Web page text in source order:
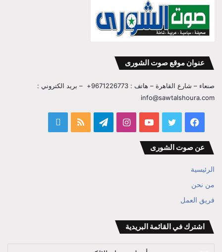
عنوان موقع صوت الشورى
صنعاء – شارع القاهرة – هاتف : 9671226773+ – بريد الكتروني :
info@sawtalshoura.com
فيسبوك تويتر يوتيوب انستقرامتيلقرام ملخص
عن صوت الشورى
الرئيسية
من نحن
فريق العمل
اشترك في القائمة البريدية